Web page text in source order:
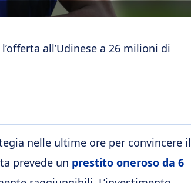
all’Udinese a 26 milioni di
nelle ultime ore per convincere il
prevede un prestito oneroso da 6